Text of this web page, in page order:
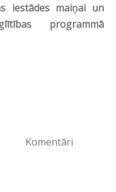
iestādes maiņai un
programmā
Komentāri